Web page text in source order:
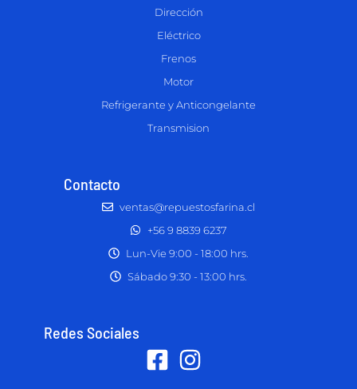
Dirección
Eléctrico
Frenos
Motor
Refrigerante y Anticongelante
Transmision
Contacto
ventas@repuestosfarina.cl
+56 9 8839 6237
Lun-Vie 9:00 - 18:00 hrs.
Sábado 9:30 - 13:00 hrs.
Redes Sociales